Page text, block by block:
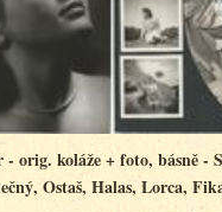
- orig. koláže + foto, básně -
Ostaš, Halas, Lorca,